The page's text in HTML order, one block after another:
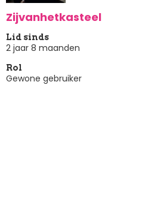
Zijvanhetkasteel
Lid sinds
2 jaar 8 maanden
Rol
Gewone gebruiker